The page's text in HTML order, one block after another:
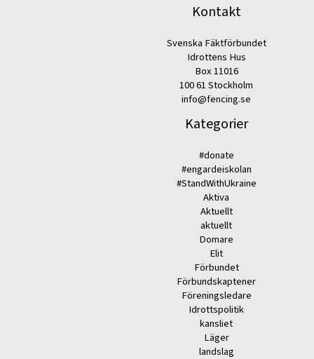
Kontakt
Svenska Fäktförbundet
Idrottens Hus
Box 11016
100 61 Stockholm
info@fencing.se
Kategorier
#donate
#engardeiskolan
#StandWithUkraine
Aktiva
Aktuellt
aktuellt
Domare
Elit
Förbundet
Förbundskaptener
Föreningsledare
Idrottspolitik
kansliet
Läger
landslag